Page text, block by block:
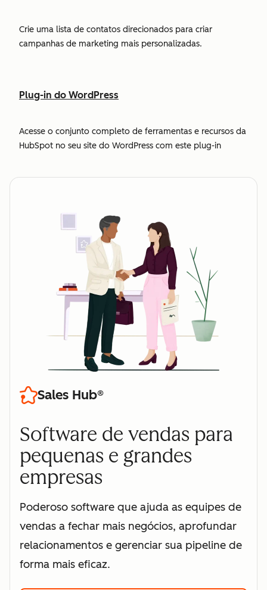
Crie uma lista de contatos direcionados para criar
campanhas de marketing mais personalizadas.
Plug-in do WordPress
Acesse o conjunto completo de ferramentas e recursos da
HubSpot no seu site do WordPress com este plug-in
Sales Hub®
Software de vendas para
pequenas e grandes
empresas
Poderoso software que ajuda as equipes de
vendas a fechar mais negócios, aprofundar
relacionamentos e gerenciar sua pipeline de
forma mais eficaz.